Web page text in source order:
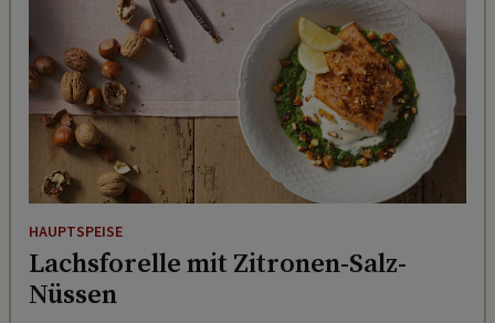
HAUPTSPEISE
Lachsforelle mit Zitronen-Salz-
Nüssen